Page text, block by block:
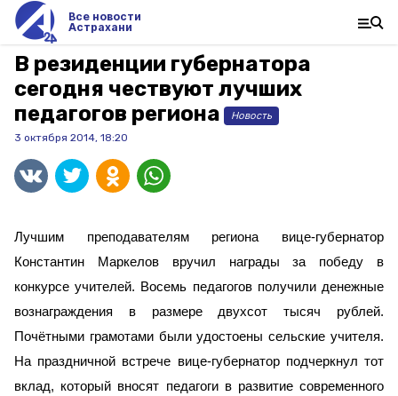
Все новости
Астрахани
В резиденции губернатора
сегодня чествуют лучших
педагогов региона
Новость
3 октября 2014, 18:20
Лучшим преподавателям региона вице-губернатор
Константин Маркелов вручил награды за победу в
конкурсе учителей. Восемь педагогов получили денежные
вознаграждения в размере двухсот тысяч рублей.
Почётными грамотами были удостоены сельские учителя.
На праздничной встрече вице-губернатор подчеркнул тот
вклад, который вносят педагоги в развитие современного